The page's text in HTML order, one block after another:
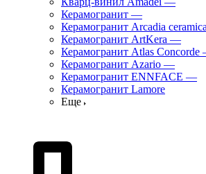
Керамогранит —
Керамогранит Arcadia ceramica
Керамогранит ArtKera —
Керамогранит Atlas Concorde
Керамогранит Azario —
Керамогранит ENNFACE —
Керамогранит Lamore
Еще